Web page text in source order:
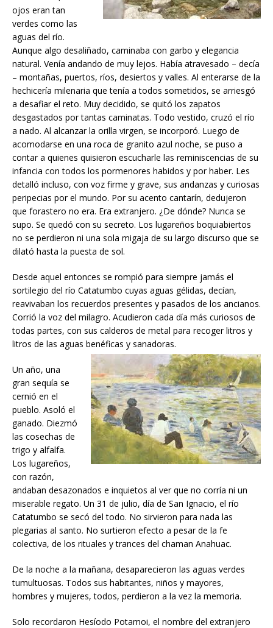
ojos eran tan
verdes como las
aguas del río.
Aunque algo desaliñado, caminaba con garbo y elegancia
natural. Venía andando de muy lejos. Había atravesado – decía
– montañas, puertos, ríos, desiertos y valles. Al enterarse de la
hechicería milenaria que tenía a todos sometidos, se arriesgó
a desafiar el reto. Muy decidido, se quitó los zapatos
desgastados por tantas caminatas. Todo vestido, cruzó el río
a nado. Al alcanzar la orilla virgen, se incorporó. Luego de
acomodarse en una roca de granito azul noche, se puso a
contar a quienes quisieron escucharle las reminiscencias de su
infancia con todos los pormenores habidos y por haber. Les
detalló incluso, con voz firme y grave, sus andanzas y curiosas
peripecias por el mundo. Por su acento cantarín, dedujeron
que forastero no era. Era extranjero. ¿De dónde? Nunca se
supo. Se quedó con su secreto. Los lugareños boquiabiertos
no se perdieron ni una sola migaja de su largo discurso que se
dilató hasta la puesta de sol.
Desde aquel entonces se rompió para siempre jamás el
sortilegio del río Catatumbo cuyas aguas gélidas, decían,
reavivaban los recuerdos presentes y pasados de los ancianos.
Corrió la voz del milagro. Acudieron cada día más curiosos de
todas partes, con sus calderos de metal para recoger litros y
litros de las aguas benéficas y sanadoras.
Un año, una
gran sequía se
cernió en el
pueblo. Asoló el
ganado. Diezmó
las cosechas de
trigo y alfalfa.
Los lugareños,
con razón,
andaban desazonados e inquietos al ver que no corría ni un
miserable regato. Un 31 de julio, día de San Ignacio, el río
Catatumbo se secó del todo. No sirvieron para nada las
plegarias al santo. No surtieron efecto a pesar de la fe
colectiva, de los rituales y trances del chaman Anahuac.
De la noche a la mañana, desaparecieron las aguas verdes
tumultuosas. Todos sus habitantes, niños y mayores,
hombres y mujeres, todos, perdieron a la vez la memoria.
Solo recordaron Hesíodo Potamoi, el nombre del extranjero